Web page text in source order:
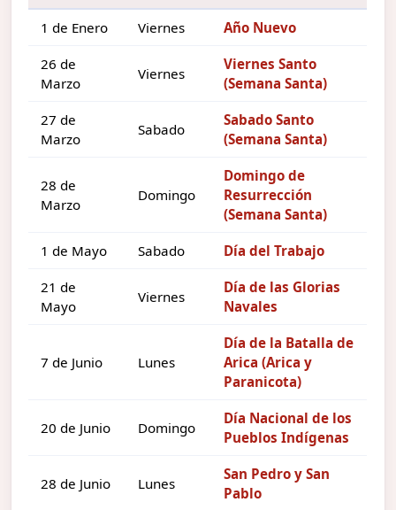
1 de Enero Viernes Año Nuevo
26 de
Marzo
Viernes
Viernes Santo
(Semana Santa)
27 de
Marzo
Sabado
Sabado Santo
(Semana Santa)
28 de
Marzo
Domingo
Domingo de
Resurrección
(Semana Santa)
1 de Mayo Sabado Día del Trabajo
21 de
Mayo
Viernes
Día de las Glorias
Navales
7 de Junio Lunes
Día de la Batalla de
Arica (Arica y
Paranicota)
20 de Junio Domingo
Día Nacional de los
Pueblos Indígenas
28 de Junio Lunes
San Pedro y San
Pablo